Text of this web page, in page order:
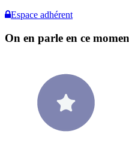
Espace adhérent
On en parle en ce